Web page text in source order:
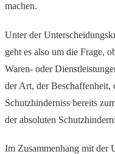
machen.
Unter der
geht es also um die Frage,
Waren- oder
der Art, der Beschaffenheit,
Schutzhinderniss bereits
der absoluten
Im Zusammenhang mit der